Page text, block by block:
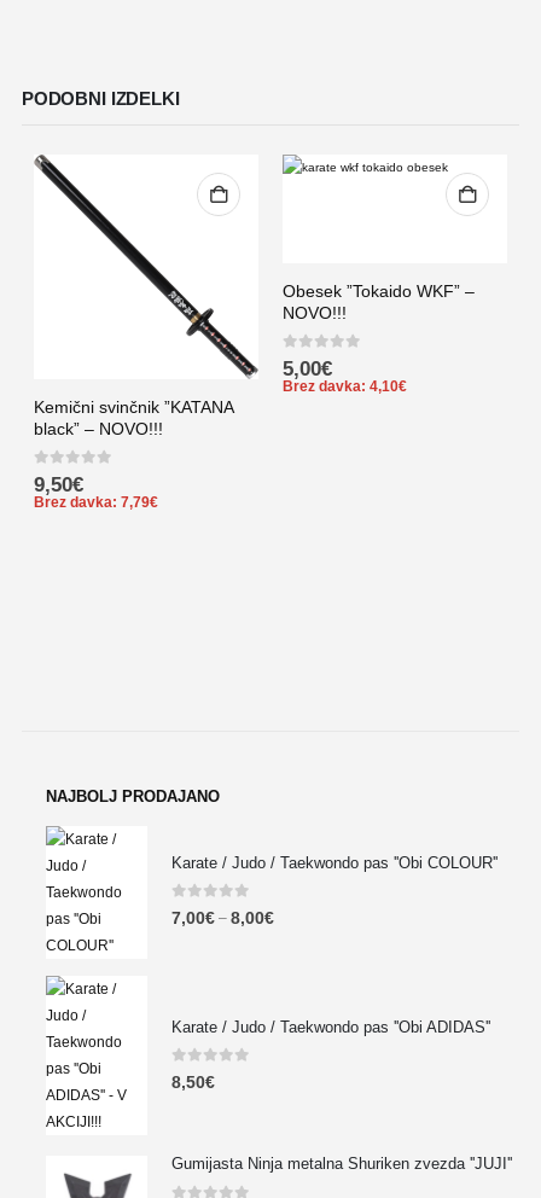
PODOBNI IZDELKI
Kemični svinčnik ”KATANA
black” – NOVO!!!
0out of 5
9,50€
Brez davka: 7,79€
Obesek ”Tokaido WKF” –
NOVO!!!
0out of 5
5,00€
Brez davka: 4,10€
NAJBOLJ PRODAJANO
Karate / Judo / Taekwondo pas ''Obi COLOUR''
0out of 5
7,00€ – 8,00€
Karate / Judo / Taekwondo pas ''Obi ADIDAS''
0 out of 5
8,50€
Gumijasta Ninja metalna Shuriken zvezda ''JUJI''